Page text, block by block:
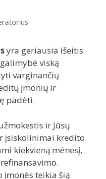
yra geriausia išeitis
viską
varginančių
įmonių ir
padėti.
ir Jūsų
įsiskolinimai kredito
kiekvieną mėnesį,
įmonės teikia šią